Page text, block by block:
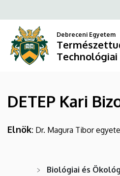
Kari
Bizottsága
és
Technológiai
a
tartalomra
Debreceni Egyetem
Technológiai
DETEP Kari
Elnök: Dr. Magura Tibor
Biológiai és